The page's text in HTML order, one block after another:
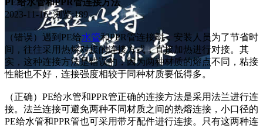
PE给水管和PPR管连接方法
2023-11-16 浏览:189
（错误）遇到PE给水管和PPR管连接时，安装人员为了节省时
间，往往采用热熔对接的连接方式，直接加热进行对接。其
实，这种连接方法是错误的，因为两种材质的熔点不同，粘接
性能也不好，连接强度相较于同种材质要低得多。
（正确）PE给水管和PPR管正确的连接方法是采用法兰进行连
接。法兰连接可避免两种不同材质之间的热熔连接，小口径的
PE给水管和PPR管也可采用带牙配件进行连接。只有这两种连